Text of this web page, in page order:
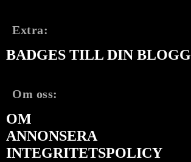
Extra:
BADGES TILL DIN BLOGG
Om oss:
OM
ANNONSERA
INTEGRITETSPOLICY